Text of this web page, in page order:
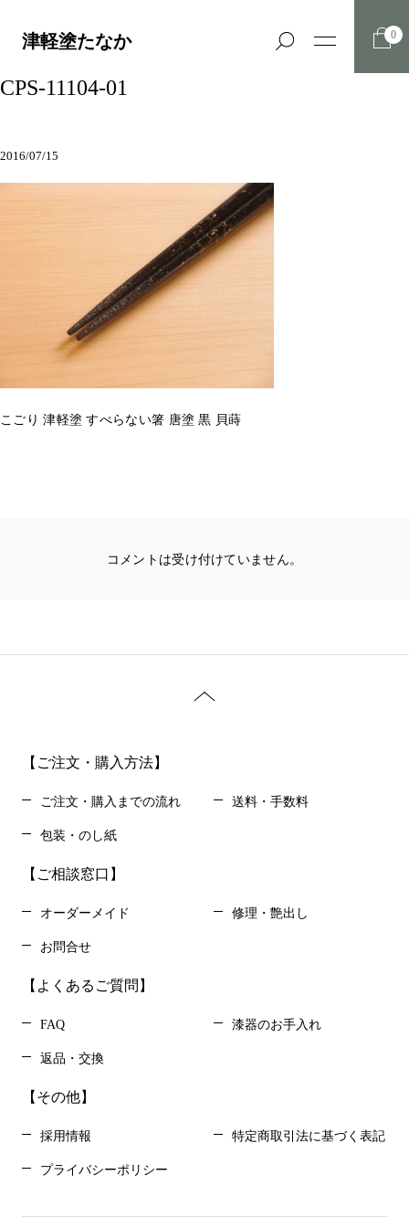
津軽塗たなか 0
CPS-11104-01
2016/07/15
こごり 津軽塗 すべらない箸 唐塗 黒 貝蒔
コメントは受け付けていません。
【ご注文・購入方法】
ご注文・購入までの流れ 送料・手数料
包装・のし紙
【ご相談窓口】
オーダーメイド 修理・艶出し
お問合せ
【よくあるご質問】
FAQ 漆器のお手入れ
返品・交換
【その他】
採用情報 特定商取引法に基づく表記
プライバシーポリシー